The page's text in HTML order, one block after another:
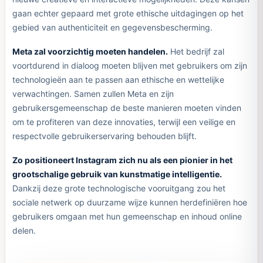
gaan echter gepaard met grote ethische uitdagingen op het
gebied van authenticiteit en gegevensbescherming.
Meta zal voorzichtig moeten handelen. Het bedrijf zal
voortdurend in dialoog moeten blijven met gebruikers om zijn
technologieën aan te passen aan ethische en wettelijke
verwachtingen. Samen zullen Meta en zijn
gebruikersgemeenschap de beste manieren moeten vinden
om te profiteren van deze innovaties, terwijl een veilige en
respectvolle gebruikerservaring behouden blijft.
Zo positioneert Instagram zich nu als een pionier in het
grootschalige gebruik van kunstmatige intelligentie.
Dankzij deze grote technologische vooruitgang zou het
sociale netwerk op duurzame wijze kunnen herdefiniëren hoe
gebruikers omgaan met hun gemeenschap en inhoud online
delen.